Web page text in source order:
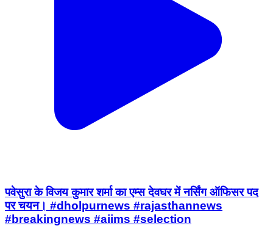
पवेसुरा के विजय कुमार शर्मा का एम्स देवघर में नर्सिंग ऑफिसर पद
पर चयन। #dholpurnews #rajasthannews
#breakingnews #aiims #selection